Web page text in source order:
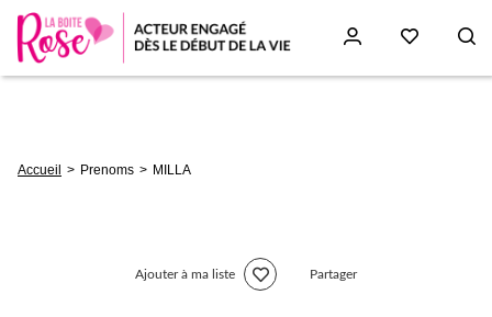
d'Ariane
Accueil Prenoms MILLA
Ajouter à ma liste Partager